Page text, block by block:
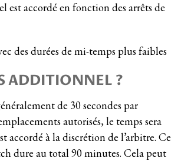
accordé en fonction des arrêts de
des durées de mi-temps plus faibles
ADDITIONNEL ?
de 30 secondes par
autorisés, le temps sera
accordé à la discrétion de l’arbitre. Ce
dure au total 90 minutes. Cela peut